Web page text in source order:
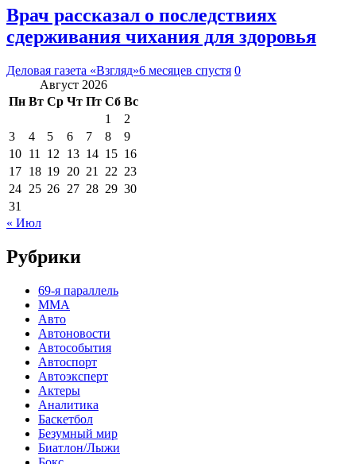
Врач рассказал о последствиях
сдерживания чихания для здоровья
Деловая газета «Взгляд»6 месяцев спустя 0
Август 2026
Пн Вт Ср Чт Пт Сб Вс
1
2
3
4 5 6 7 8
9
10 11 12 13 14 15 16
17 18 19 20 21 22 23
24 25 26 27 28 29 30
31
« Июл
Рубрики
69-я параллель
MMA
Авто
Автоновости
Автособытия
Автоспорт
Автоэксперт
Актеры
Аналитика
Баскетбол
Безумный мир
Биатлон/Лыжи